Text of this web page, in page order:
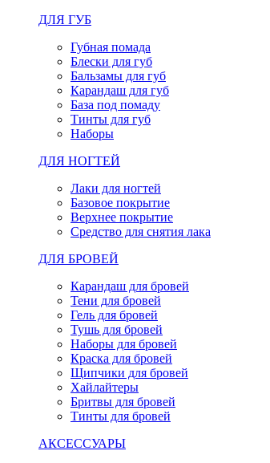
ДЛЯ ГУБ
Губная помада
Блески для губ
Бальзамы для губ
Карандаш для губ
База под помаду
Тинты для губ
Наборы
ДЛЯ НОГТЕЙ
Лаки для ногтей
Базовое покрытие
Верхнее покрытие
Средство для снятия лака
ДЛЯ БРОВЕЙ
Карандаш для бровей
Тени для бровей
Гель для бровей
Тушь для бровей
Наборы для бровей
Краска для бровей
Щипчики для бровей
Хайлайтеры
Бритвы для бровей
Тинты для бровей
АКСЕССУАРЫ